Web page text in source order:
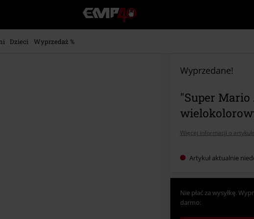
EMP
-
Merch
Dzieci
Wyprzedaż %
Wyprzedane!
"Super Mario
Więcej informacji o
Artykuł aktualnie
Nie płać za wysyłkę.
darmo: